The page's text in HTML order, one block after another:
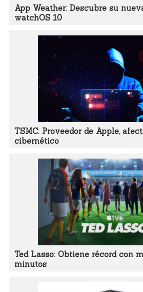
App Weather: Descubre su
watchOS 10
TSMC: Proveedor de Apple,
cibernético
Ted Lasso: Obtiene récord con
minutos